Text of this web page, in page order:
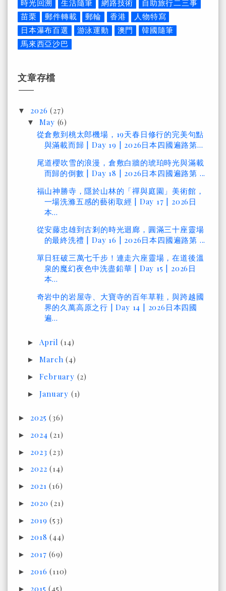
時光回溯
生活隨筆 網路技術
自助旅行二三事
苗栗
郵件轉載 郵輪 香港
人物特寫
日本瀑布百選
游泳運動 澳門
韓國隨筆
馬來西亞沙巴
文章存檔
▼ 2026(27)
▼May (6)
從倉敷到桃太郎機場，19天春日修行的完美句點
與滿載而歸 | Day 19 | 2026日本四國遍路第...
尾道櫻吹雪的浪漫，倉敷白牆的琥珀時光與滿載
而歸的倒數 | Day 18 | 2026日本四國遍路第 ...
福山神勝寺，隱於山林的「禪與庭園」美術館，
一場洗滌五感的藝術取經 | Day 17 | 2026日
本...
從安藤忠雄到古剎的時光迴廊，圓滿三十座靈場
的最終洗禮 | Day 16 | 2026日本四國遍路第 ...
單日狂破三萬七千步！連走六座靈場，在道後溫
泉的魔幻夜色中洗盡鉛華 | Day 15 | 2026日
本...
奇岩中的岩屋寺、大寶寺的百年草鞋，與跨越國
界的久萬高原之行 | Day 14 | 2026日本四國
遍...
► April(14)
►March(4)
►February (2)
►January (1)
► 2025(36)
► 2024(21)
► 2023(23)
► 2022(14)
► 2021(16)
► 2020(21)
► 2019(53)
► 2018(44)
► 2017(69)
► 2016(110)
► 2015(45)